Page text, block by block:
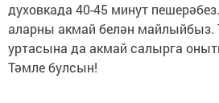
духовкада 40-45 минут
аларны акмай белән майлыйбыз.
уртасына да акмай салырга
Тәмле булсын!